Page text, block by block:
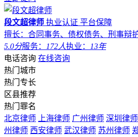
段文超律师 执业认证 平台保障
擅长：合同事务、债权债务、刑事辩
5.0分服务： 172人执业：
13年
电话咨询 在线咨询
热门城市
热门专长
区县推荐
热门罪名
北京律师
上海律师 广州律师 深圳律师
州律师 西安律师 武汉律师 苏州律师